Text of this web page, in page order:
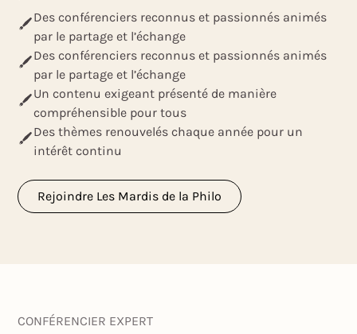
Des conférenciers reconnus et passionnés animés
par le partage et l’échange
Des conférenciers reconnus et passionnés animés
par le partage et l’échange
Un contenu exigeant présenté de manière
compréhensible pour tous
Des thèmes renouvelés chaque année pour un
intérêt continu
Rejoindre Les Mardis de la Philo
CONFÉRENCIER EXPERT